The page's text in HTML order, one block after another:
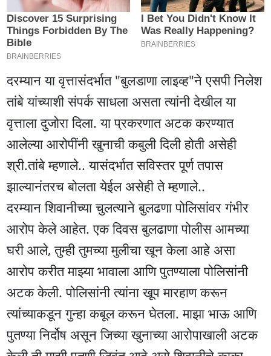
दरम्यान या वृत्तासंदर्भात "बुलडाणा लाइव्ह"ने एसपी निलेश
तांबे यांच्याशी संपर्क साधला असता त्यांनी देखील या
वृत्ताला दुजोरा दिला. या प्रकरणात अटक करण्यात
आलेल्या आरोपींनी खुनाची कबुली दिली होती असेही
श्री.तांबे म्हणाले.. यासंदर्भात सविस्तर पूर्ण तपास
झाल्यानंतरच बोलता येईल असेही ते म्हणाले..
दरम्यान शिवानीच्या चुलत्याने बुलढणा पोलिसांवर गंभीर
आरोप केले आहेत. एक दिवस बुलढाणा पोलीस आमच्या
घरी आले, तुम्ही तुमच्या मुलीचा खून केला आहे असा
आरोप करीत माझ्या भावाला आणि पुतण्याला पोलिसांनी
अटक केली. पोलिसांनी त्यांना खूप मारहाण करून
त्यांच्याकडून गुन्हा कबूल करून घेतला. माझा भाऊ आणि
पुतण्या निर्दोष असून जिच्या खुनाच्या आरोपाखाली अटक